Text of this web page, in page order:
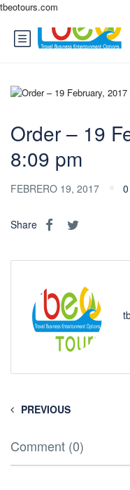
tbeotours.com
Order – 19
8:09 pm
FEBRERO 19, 2017
Share
PREVIOUS
Comment (0)